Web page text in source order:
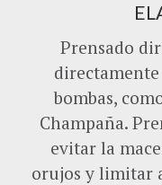
Prensado
bombas,
Champaña.
evitar la
orujos y limitar